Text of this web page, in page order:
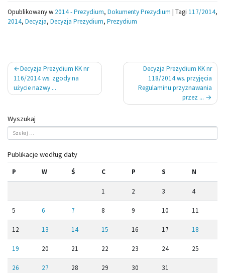
Opublikowany w 2014 - Prezydium, Dokumenty Prezydium | Tagi 117/2014,
2014, Decyzja, Decyzja Prezydium, Prezydium
Nawigacja
wpisu
Decyzja Prezydium KK nr
116/2014 ws. zgody na
użycie nazwy ...
Decyzja Prezydium KK nr
118/2014 ws. przyjęcia
Regulaminu przyznawania
przez ...
Wyszukaj
Publikacje według daty
P W Ś C P S N
1 2 3 4
5 6 7 8 9 10 11
12 13 14 15 16 17 18
19 20 21 22 23 24 25
26 27 28 29 30 31